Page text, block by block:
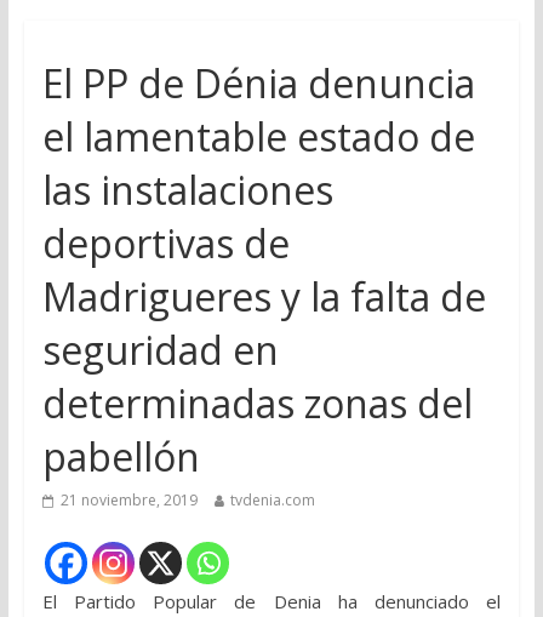
El PP de Dénia denuncia
el lamentable estado de
las instalaciones
deportivas de
Madrigueres y la falta de
seguridad en
determinadas zonas del
pabellón
21 noviembre, 2019 tvdenia.com
El Partido Popular de Denia ha denunciado el